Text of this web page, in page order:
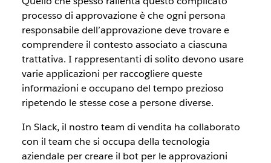
processo di approvazione è che ogni persona
responsabile dell’approvazione deve trovare e
comprendere il contesto associato a ciascuna
trattativa. I rappresentanti di solito devono usare
varie applicazioni per raccogliere queste
informazioni e occupano del tempo prezioso
ripetendo le stesse cose a persone diverse.
In Slack, il nostro team di vendita ha collaborato
con il team che si occupa della tecnologia
aziendale per creare il bot per le approvazioni